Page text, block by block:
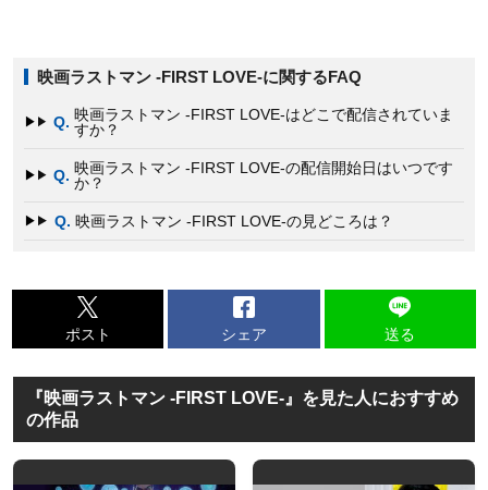
映画ラストマン -FIRST LOVE-に関するFAQ
Q. 映画ラストマン -FIRST LOVE-はどこで配信されていま
すか？
Q. 映画ラストマン -FIRST LOVE-の配信開始日はいつです
か？
Q. 映画ラストマン -FIRST LOVE-の見どころは？
ポスト シェア 送る
『映画ラストマン -FIRST LOVE-』を見た人におすすめ
の作品